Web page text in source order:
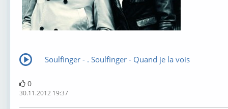
Soulfinger - . Soulfinger - Quand je la vois
0
30.11.2012 19:37